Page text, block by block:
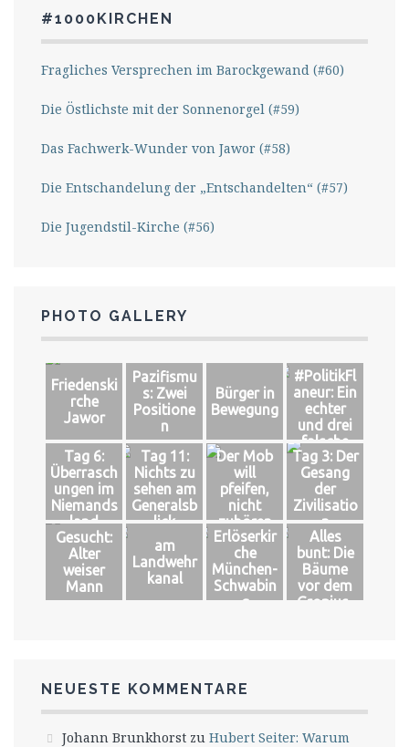
#1000KIRCHEN
Fragliches Versprechen im Barockgewand (#60)
Die Östlichste mit der Sonnenorgel (#59)
Das Fachwerk-Wunder von Jawor (#58)
Die Entschandelung der „Entschandelten“ (#57)
Die Jugendstil-Kirche (#56)
PHOTO GALLERY
Friedenski
rche
Jawor
Pazifismu
s: Zwei
Positione
n
Bürger in
Bewegung
#PolitikFl
aneur: Ein
echter
und drei
falsche
Könige
Tag 6:
Überrasch
ungen im
Niemands
land
Tag 11:
Nichts zu
sehen am
Generalsb
lick
Der Mob
will
pfeifen,
nicht
zuhören
Tag 3: Der
Gesang
der
Zivilisatio
n
Gesucht:
Alter
weiser
Mann
am
Landwehr
kanal
Erlöserkir
che
München-
Schwabin
g
Alles
bunt: Die
Bäume
vor dem
Gropius-
NEUESTE KOMMENTARE
Johann Brunkhorst zu Hubert Seiter: Warum